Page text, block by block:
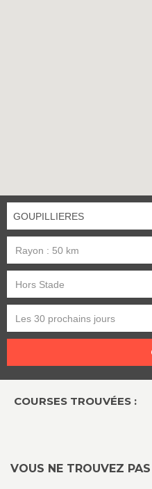
Rayon : 50 km
Hors Stade
Les 30 prochains jours
COURSES TROUVÉES :
VOUS NE TROUVEZ